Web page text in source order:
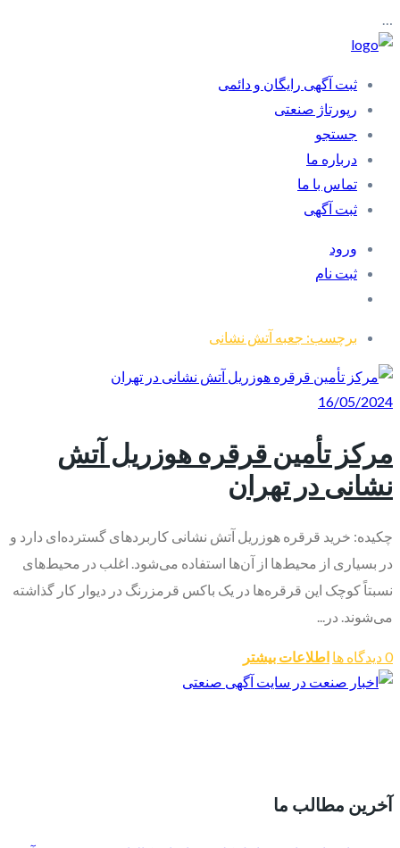
…
ثبت آگهی رایگان و دائمی
رپورتاژ صنعتی
جستجو
درباره ما
تماس با ما
ثبت آگهی
ورود
ثبت نام
برچسب: جعبه آتش نشانی
16/05/2024
مرکز تأمین قرقره هوزریل آتش
نشانی در تهران
چکیده: خرید قرقره هوزریل آتش نشانی کاربردهای گسترده‌ای دارد و
در بسیاری از محیط‌ها از آن‌ها استفاده می‌شود. اغلب در محیط‌های
نسبتاً کوچک این قرقره‌ها در یک باکس قرمزرنگ در دیوار کار گذاشته
می‌شوند. در...
0 دیدگاه ها اطلاعات بیشتر
آخرین مطالب ما